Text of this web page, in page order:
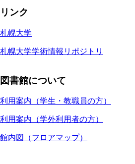
リンク
札幌大学
札幌大学学術情報リポジトリ
図書館について
利用案内（学生・教職員の方）
利用案内（学外利用者の方）
館内図（フロアマップ）